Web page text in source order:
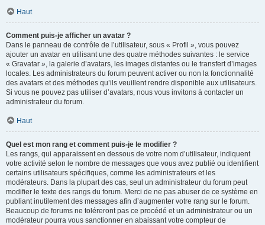
Haut
Comment puis-je afficher un avatar ?
Dans le panneau de contrôle de l’utilisateur, sous « Profil », vous pouvez
ajouter un avatar en utilisant une des quatre méthodes suivantes : le service
« Gravatar », la galerie d’avatars, les images distantes ou le transfert d’images
locales. Les administrateurs du forum peuvent activer ou non la fonctionnalité
des avatars et des méthodes qu’ils veuillent rendre disponible aux utilisateurs.
Si vous ne pouvez pas utiliser d’avatars, nous vous invitons à contacter un
administrateur du forum.
Haut
Quel est mon rang et comment puis-je le modifier ?
Les rangs, qui apparaissent en dessous de votre nom d’utilisateur, indiquent
votre activité selon le nombre de messages que vous avez publié ou identifient
certains utilisateurs spécifiques, comme les administrateurs et les
modérateurs. Dans la plupart des cas, seul un administrateur du forum peut
modifier le texte des rangs du forum. Merci de ne pas abuser de ce système en
publiant inutilement des messages afin d’augmenter votre rang sur le forum.
Beaucoup de forums ne toléreront pas ce procédé et un administrateur ou un
modérateur pourra vous sanctionner en abaissant votre compteur de